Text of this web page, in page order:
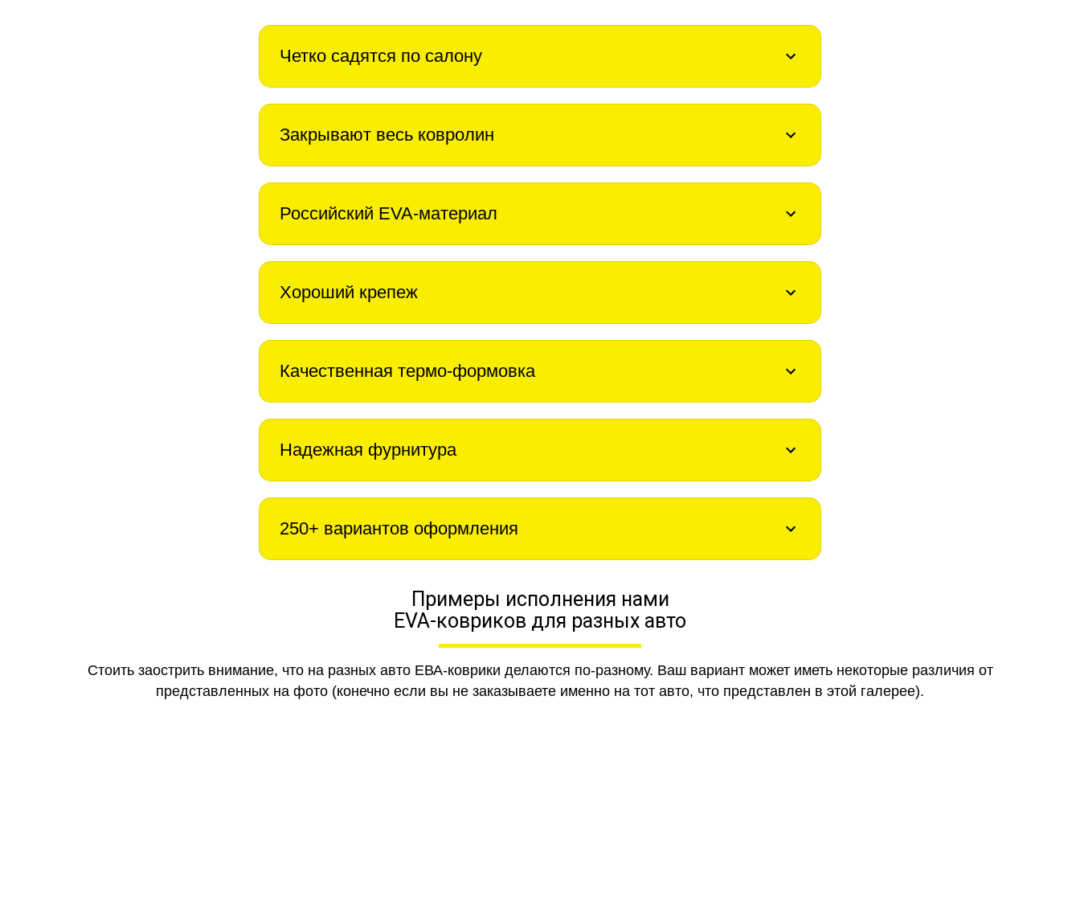
Четко садятся по салону
Закрывают весь ковролин
Российский EVA-материал
Хороший крепеж
Качественная термо-формовка
Надежная фурнитура
250+ вариантов оформления
Примеры исполнения нами
EVA-ковриков для разных авто
Стоить заострить внимание, что на разных авто ЕВА-коврики делаются по-разному. Ваш вариант может иметь некоторые различия от
представленных на фото (конечно если вы не заказываете именно на тот авто, что представлен в этой галерее).